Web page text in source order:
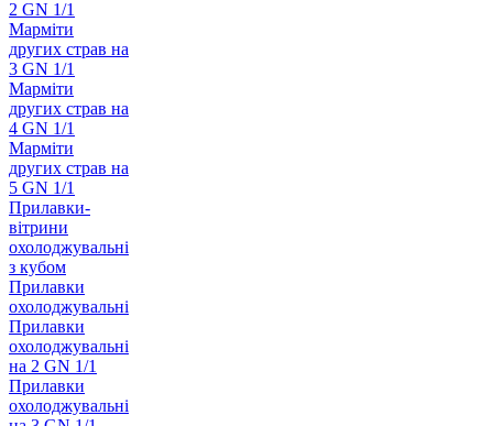
2 GN 1/1
Марміти
других страв на
3 GN 1/1
Марміти
других страв на
4 GN 1/1
Марміти
других страв на
5 GN 1/1
Прилавки-
вітрини
охолоджувальні
з кубом
Прилавки
охолоджувальні
Прилавки
охолоджувальні
на 2 GN 1/1
Прилавки
охолоджувальні